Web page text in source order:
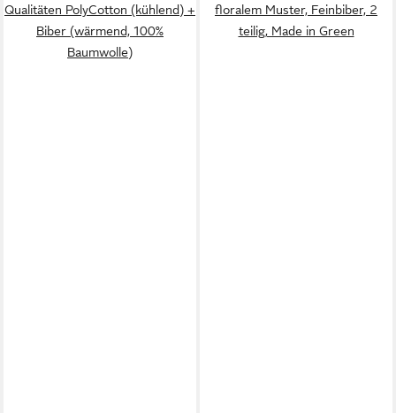
Qualitäten PolyCotton (kühlend) +
Biber (wärmend, 100%
Baumwolle)
floralem Muster, Feinbiber, 2
teilig, Made in Green